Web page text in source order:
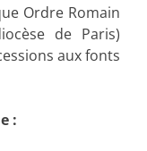
Ordre Romain
de Paris)
aux fonts
: